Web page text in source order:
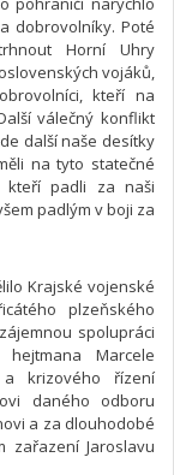
dobrovolníky. Poté
Horní Uhry
vojáků,
kteří na
válečný konflikt
další naše desítky
na tyto statečné
kteří padli za naši
padlým v boji za
Krajské vojenské
plzeňského
spolupráci
Marcele
a krizového řízení
daného odboru
a za dlouhodobé
zařazení Jaroslavu